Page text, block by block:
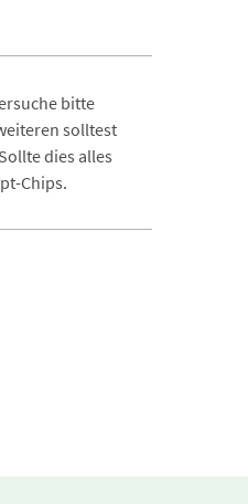
bitte
solltest
dies alles
Chips.